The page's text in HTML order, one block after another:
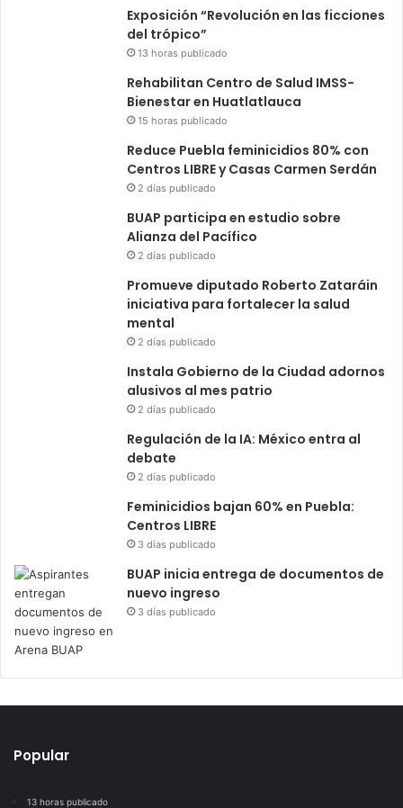
Exposición “Revolución en las ficciones
del trópico”
13 horas publicado
Rehabilitan Centro de Salud IMSS-
Bienestar en Huatlatlauca
15 horas publicado
Reduce Puebla feminicidios 80% con
Centros LIBRE y Casas Carmen Serdán
2 días publicado
BUAP participa en estudio sobre
Alianza del Pacífico
2 días publicado
Promueve diputado Roberto Zataráin
iniciativa para fortalecer la salud
mental
2 días publicado
Instala Gobierno de la Ciudad adornos
alusivos al mes patrio
2 días publicado
Regulación de la IA: México entra al
debate
2 días publicado
Feminicidios bajan 60% en Puebla:
Centros LIBRE
3 días publicado
BUAP inicia entrega de documentos de
nuevo ingreso
3 días publicado
Popular
13 horas publicado